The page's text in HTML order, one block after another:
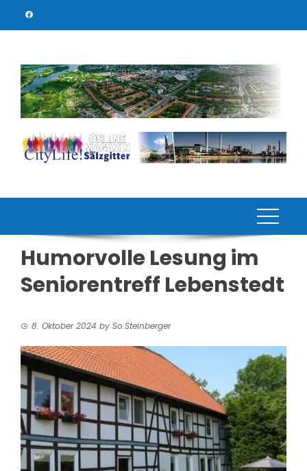
Humorvolle Lesung im
Seniorentreff Lebenstedt
8. Oktober 2024 by So.Steinberger